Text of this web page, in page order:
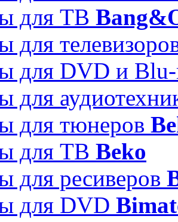
для ТВ
для
для DVD и
для
для тюнеров
для ТВ Beko
для ресиверов
для DVD